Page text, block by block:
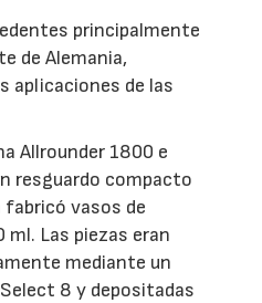
principalmente
de Alemania,
aplicaciones de las
Allrounder 1800 e
resguardo compacto
vasos de
Las piezas eran
mediante un
8 y depositadas